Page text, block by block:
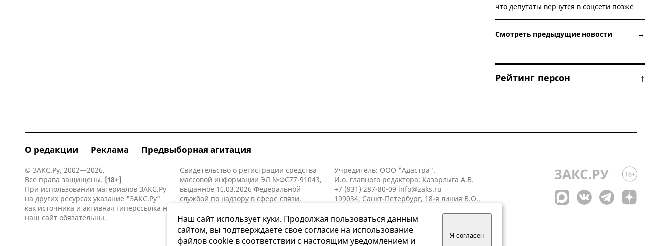
что депутаты вернутся в соцсети позже
Смотреть предыдущие новости →
Рейтинг персон ↑
О редакции Реклама Предвыборная агитация
© ЗАКС.Ру, 2002—2026.
Все права защищены. [18+]
При использовании материалов ЗАКС.Ру
на других ресурсах указание "ЗАКС.Ру"
как источника и активная гиперссылка на
наш сайт обязательны.
Свидетельство о регистрации средства
массовой информации ЭЛ №ФС77-91043,
выданное 10.03.2026 Федеральной
службой по надзору в сфере связи,
коммуникаций (Роскомнадзор).
Учредитель: ООО "Адастра".
И.о. главного редактора: Казарлыга А.В.
+7 (931) 287-80-09 info@zaks.ru
199034, Санкт-Петербург, 18-я линия В.О.,
Наш сайт использует куки. Продолжая пользоваться данным
сайтом, вы подтверждаете свое согласие на использование
файлов cookie в соответствии с настоящим уведомлением и
Я согласен